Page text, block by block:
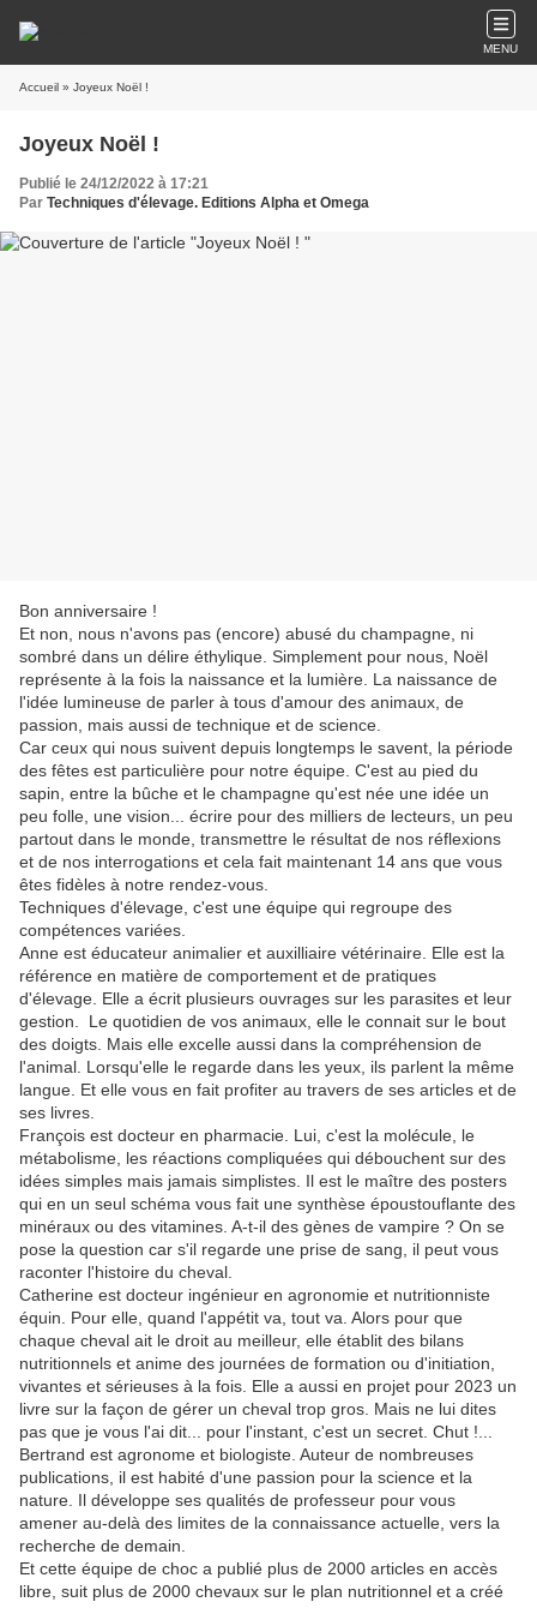
MENU
Accueil » Joyeux Noël !
Joyeux Noël !
Publié le 24/12/2022 à 17:21
Par Techniques d'élevage. Editions Alpha et Omega
Bon anniversaire !
Et non, nous n'avons pas (encore) abusé du champagne, ni
sombré dans un délire éthylique. Simplement pour nous, Noël
représente à la fois la naissance et la lumière. La naissance de
l'idée lumineuse de parler à tous d'amour des animaux, de
passion, mais aussi de technique et de science.
Car ceux qui nous suivent depuis longtemps le savent, la période
des fêtes est particulière pour notre équipe. C'est au pied du
sapin, entre la bûche et le champagne qu'est née une idée un
peu folle, une vision... écrire pour des milliers de lecteurs, un peu
partout dans le monde, transmettre le résultat de nos réflexions
et de nos interrogations et cela fait maintenant 14 ans que vous
êtes fidèles à notre rendez-vous.
Techniques d'élevage, c'est une équipe qui regroupe des
compétences variées.
Anne est éducateur animalier et auxilliaire vétérinaire. Elle est la
référence en matière de comportement et de pratiques
d'élevage. Elle a écrit plusieurs ouvrages sur les parasites et leur
gestion. Le quotidien de vos animaux, elle le connait sur le bout
des doigts. Mais elle excelle aussi dans la compréhension de
l'animal. Lorsqu'elle le regarde dans les yeux, ils parlent la même
langue. Et elle vous en fait profiter au travers de ses articles et de
ses livres.
François est docteur en pharmacie. Lui, c'est la molécule, le
métabolisme, les réactions compliquées qui débouchent sur des
idées simples mais jamais simplistes. Il est le maître des posters
qui en un seul schéma vous fait une synthèse époustouflante des
minéraux ou des vitamines. A-t-il des gènes de vampire ? On se
pose la question car s'il regarde une prise de sang, il peut vous
raconter l'histoire du cheval.
Catherine est docteur ingénieur en agronomie et nutritionniste
équin. Pour elle, quand l'appétit va, tout va. Alors pour que
chaque cheval ait le droit au meilleur, elle établit des bilans
nutritionnels et anime des journées de formation ou d'initiation,
vivantes et sérieuses à la fois. Elle a aussi en projet pour 2023 un
livre sur la façon de gérer un cheval trop gros. Mais ne lui dites
pas que je vous l'ai dit... pour l'instant, c'est un secret. Chut !...
Bertrand est agronome et biologiste. Auteur de nombreuses
publications, il est habité d'une passion pour la science et la
nature. Il développe ses qualités de professeur pour vous
amener au-delà des limites de la connaissance actuelle, vers la
recherche de demain.
Et cette équipe de choc a publié plus de 2000 articles en accès
libre, suit plus de 2000 chevaux sur le plan nutritionnel et a créé